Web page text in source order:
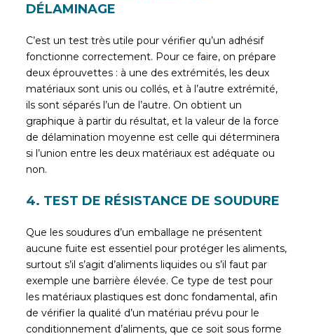
DÉLAMINAGE
C’est un test très utile pour vérifier qu’un adhésif
fonctionne correctement. Pour ce faire, on prépare
deux éprouvettes : à une des extrémités, les deux
matériaux sont unis ou collés, et à l’autre extrémité,
ils sont séparés l’un de l’autre. On obtient un
graphique à partir du résultat, et la valeur de la force
de délamination moyenne est celle qui déterminera
si l’union entre les deux matériaux est adéquate ou
non.
4. TEST DE RÉSISTANCE DE SOUDURE
Que les soudures d’un emballage ne présentent
aucune fuite est essentiel pour protéger les aliments,
surtout s’il s’agit d’aliments liquides ou s’il faut par
exemple une barrière élevée. Ce type de test pour
les matériaux plastiques est donc fondamental, afin
de vérifier la qualité d’un matériau prévu pour le
conditionnement d’aliments, que ce soit sous forme